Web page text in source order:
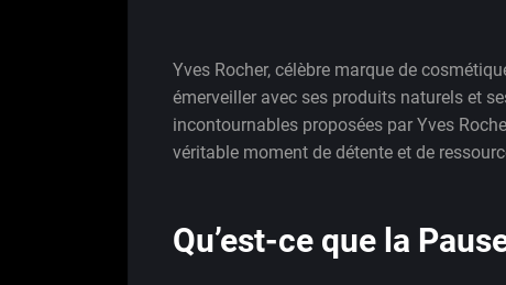
Yves Rocher, célèbre marque de
émerveiller avec ses produits naturels et
incontournables proposées par Yves
véritable moment de détente et de
Qu’est-ce que la